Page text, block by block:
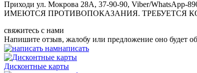
Приходи ул. Мокрова 28А, 37-90-90, Viber/WhatsApp-
ИМЕЮТСЯ ПРОТИВОПОКАЗАНИЯ. ТРЕБУЕТСЯ
свяжитесь с нами
Напишите отзыв, жалобу или предложение оно будет
написать
Дисконтные карты